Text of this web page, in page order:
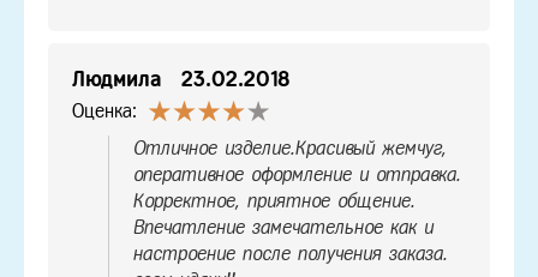
Людмила 23.02.2018
Оценка:
Отличное изделие.Красивый жемчуг,
оперативное оформление и отправка.
Корректное, приятное общение.
Впечатление замечательное как и
настроение после получения заказа.